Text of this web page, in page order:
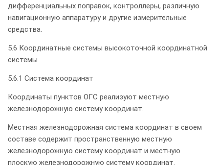
дифференциальных поправок, контроллеры, различную
навигационную аппаратуру и другие измерительные
средства.
5.6 Координатные системы высокоточной координатной
системы
5.6.1 Система координат
Координаты пунктов ОГС реализуют местную
железнодорожную систему координат.
Местная железнодорожная система координат в своем
составе содержит пространственную местную
железнодорожную систему координат и местную
плоскую железнодорожную систему координат.